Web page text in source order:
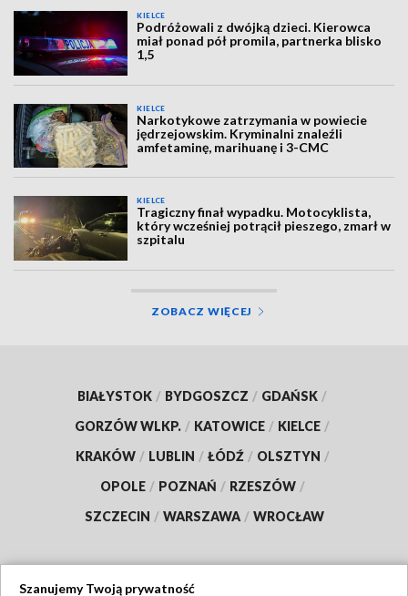
KIELCE
Podróżowali z dwójką dzieci. Kierowca
miał ponad pół promila, partnerka blisko
1,5
KIELCE
Narkotykowe zatrzymania w powiecie
jędrzejowskim. Kryminalni znaleźli
amfetaminę, marihuanę i 3-CMC
KIELCE
Tragiczny finał wypadku. Motocyklista,
który wcześniej potrącił pieszego, zmarł w
szpitalu
ZOBACZ WIĘCEJ
BIAŁYSTOK / BYDGOSZCZ / GDAŃSK /
GORZÓW WLKP. / KATOWICE / KIELCE /
KRAKÓW / LUBLIN / ŁÓDŹ / OLSZTYN /
OPOLE / POZNAŃ / RZESZÓW /
SZCZECIN / WARSZAWA / WROCŁAW
Szanujemy Twoją prywatność